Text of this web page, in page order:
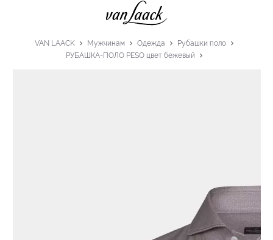
VAN LAACK Мужчинам Одежда
Рубашки поло
РУБАШКА-ПОЛО PESO цвет бежевый